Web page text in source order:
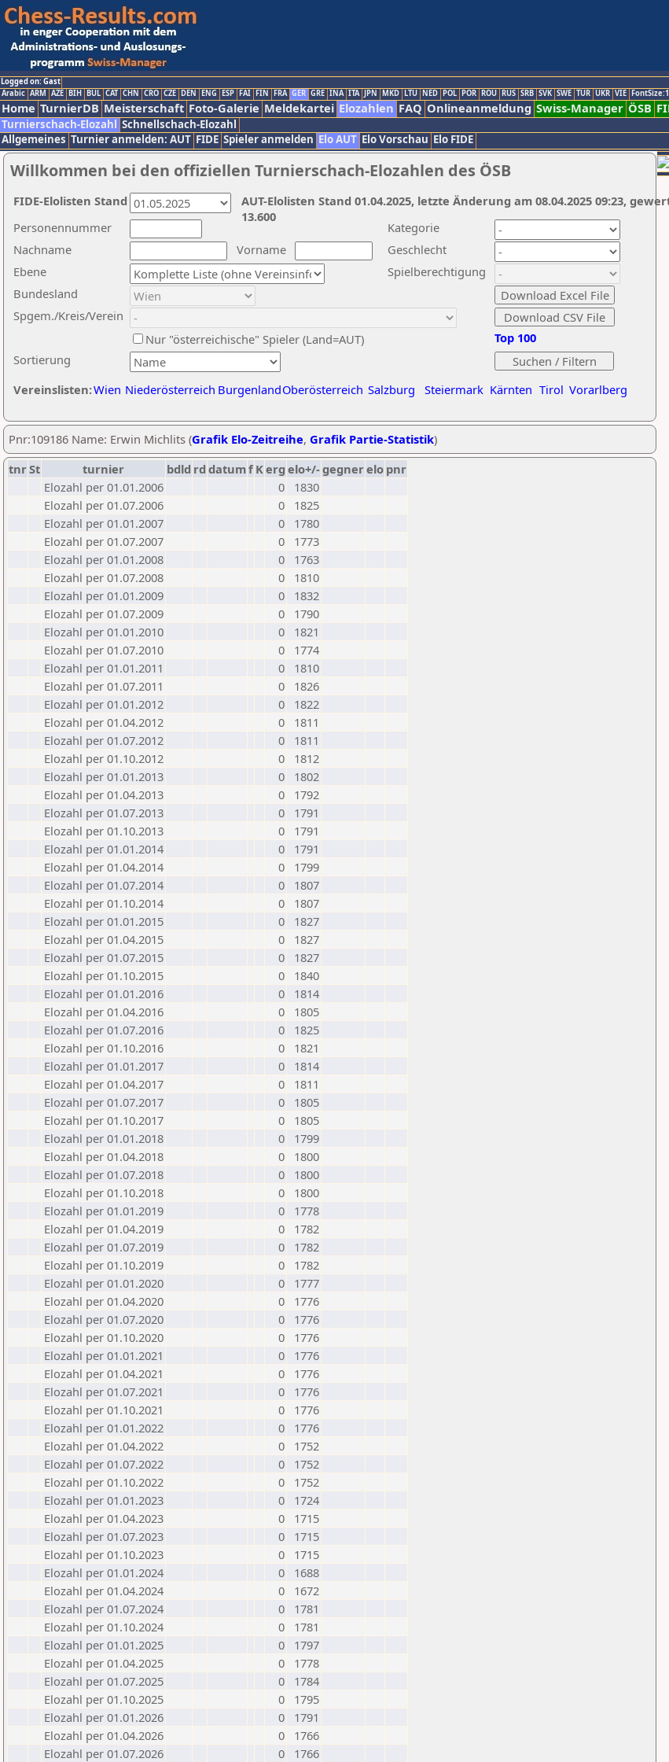
Logged on: Gast
Arabic ARM AZE BIH BUL CAT CHN CRO CZE DEN ENG ESP FAI FIN FRA GER GRE INA ITA JPN MKD LTU NED POL POR ROU RUS SRB SVK SWE TUR UKR VIE
Home TurnierDB Meisterschaft Foto-Galerie Meldekartei Elozahlen FAQ Onlineanmeldung Swiss-Manager ÖSB
Turnierschach-Elozahl Schnellschach-Elozahl
Allgemeines Turnier anmelden: AUT FIDE Spieler anmelden Elo AUT Elo Vorschau Elo FIDE
Willkommen bei den offiziellen Turnierschach-Elozahlen des ÖSB
Nachname
Vorname
Ebene
Kategorie
Sortierung
Personennummer
Bundesland
Spgem./Kreis/Verein
Geschlecht
Nur "österreichische" Spieler (Land=AUT)
Spielberechtigung
Vereinslisten:Wien Niederösterreich BurgenlandOberösterreich Salzburg Steiermark Kärnten Tirol Vorarlberg
Top 100
AUT-Elolisten Stand 01.04.2025, letzte Änderung am 08.04.2025 09:23,
13.600
FIDE-Elolisten Stand
Pnr:109186 Name: Erwin Michlits (Grafik Elo-Zeitreihe, Grafik Partie-Statistik)
tnrSt turnier bdld rd datumf Kerg elo+/-gegnerelo pnr
Elozahl per 01.01.2006
0
1830
Elozahl per 01.07.2006
0
1825
Elozahl per 01.01.2007
0
1780
Elozahl per 01.07.2007
0
1773
Elozahl per 01.01.2008
0
1763
Elozahl per 01.07.2008
0
1810
Elozahl per 01.01.2009
0
1832
Elozahl per 01.07.2009
0
1790
Elozahl per 01.01.2010
0
1821
Elozahl per 01.07.2010
0
1774
Elozahl per 01.01.2011
0
1810
Elozahl per 01.07.2011
0
1826
Elozahl per 01.01.2012
0
1822
Elozahl per 01.04.2012
0
1811
Elozahl per 01.07.2012
0
1811
Elozahl per 01.10.2012
0
1812
Elozahl per 01.01.2013
0
1802
Elozahl per 01.04.2013
0
1792
Elozahl per 01.07.2013
0
1791
Elozahl per 01.10.2013
0
1791
Elozahl per 01.01.2014
0
1791
Elozahl per 01.04.2014
0
1799
Elozahl per 01.07.2014
0
1807
Elozahl per 01.10.2014
0
1807
Elozahl per 01.01.2015
0
1827
Elozahl per 01.04.2015
0
1827
Elozahl per 01.07.2015
0
1827
Elozahl per 01.10.2015
0
1840
Elozahl per 01.01.2016
0
1814
Elozahl per 01.04.2016
0
1805
Elozahl per 01.07.2016
0
1825
Elozahl per 01.10.2016
0
1821
Elozahl per 01.01.2017
0
1814
Elozahl per 01.04.2017
0
1811
Elozahl per 01.07.2017
0
1805
Elozahl per 01.10.2017
0
1805
Elozahl per 01.01.2018
0
1799
Elozahl per 01.04.2018
0
1800
Elozahl per 01.07.2018
0
1800
Elozahl per 01.10.2018
0
1800
Elozahl per 01.01.2019
0
1778
Elozahl per 01.04.2019
0
1782
Elozahl per 01.07.2019
0
1782
Elozahl per 01.10.2019
0
1782
Elozahl per 01.01.2020
0
1777
Elozahl per 01.04.2020
0
1776
Elozahl per 01.07.2020
0
1776
Elozahl per 01.10.2020
0
1776
Elozahl per 01.01.2021
0
1776
Elozahl per 01.04.2021
0
1776
Elozahl per 01.07.2021
0
1776
Elozahl per 01.10.2021
0
1776
Elozahl per 01.01.2022
0
1776
Elozahl per 01.04.2022
0
1752
Elozahl per 01.07.2022
0
1752
Elozahl per 01.10.2022
0
1752
Elozahl per 01.01.2023
0
1724
Elozahl per 01.04.2023
0
1715
Elozahl per 01.07.2023
0
1715
Elozahl per 01.10.2023
0
1715
Elozahl per 01.01.2024
0
1688
Elozahl per 01.04.2024
0
1672
Elozahl per 01.07.2024
0
1781
Elozahl per 01.10.2024
0
1781
Elozahl per 01.01.2025
0
1797
Elozahl per 01.04.2025
0
1778
Elozahl per 01.07.2025
0
1784
Elozahl per 01.10.2025
0
1795
Elozahl per 01.01.2026
0
1791
Elozahl per 01.04.2026
0
1766
Elozahl per 01.07.2026
0 1766